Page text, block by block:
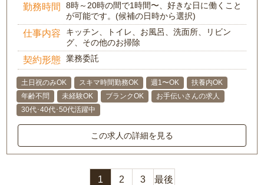
勤務時間
8時～20時の間で1時間〜、好きな日に働くこと
が可能です。(候補の日時から選択)
仕事内容
キッチン、トイレ、お風呂、洗面所、リビン
グ、その他のお掃除
契約形態 業務委託
土日祝のみOK スキマ時間勤務OK 週1〜OK
扶養内OK
年齢不問
未経験OK ブランクOK
お手伝いさんの求人
30代･40代･50代活躍中
この求人の詳細を見る
1 2 3 最後